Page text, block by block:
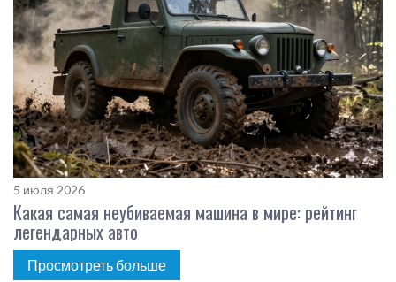
5 июля 2026
Какая самая неубиваемая машина в мире: рейтинг
легендарных авто
Просмотреть больше